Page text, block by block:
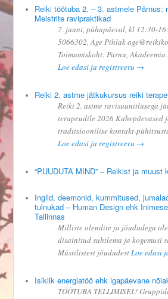
Reiki töötuba 2. – 3. astmele Pärnus:
Meistrite ravipraktikad
7. juuni, pühapäeval, kl 12:30-
5066302, Age Pihlak
Toimumiskoht: Pärnu, Akadeemia
Loe edasi ja registreeru →
Reiki 2. astme jätkukursus reiki
Reiki 2. astme ravisuunitlusega
terapeudile 2026 Kahepäevased
traditsioonilise kontakt-
Loe edasi ja registreeru →
“PUUDUTA MIND” – Reikist ja muust
Inglid, deemonid, kummitused,
tulnukad – Human Design ehk
Tallinnas
Milliste olendite ja jõududega
disainitud suhtlema ja kogemusi
Müstilistest jõududestLoe edasi
Isiklik energiatöö ehk igapäevane
TÖÖTUBA TELLIMISEL!